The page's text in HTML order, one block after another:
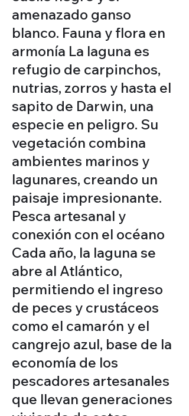
amenazado ganso
blanco. Fauna y flora en
armonía La laguna es
refugio de carpinchos,
nutrias, zorros y hasta el
sapito de Darwin, una
especie en peligro. Su
vegetación combina
ambientes marinos y
lagunares, creando un
paisaje impresionante.
Pesca artesanal y
conexión con el océano
Cada año, la laguna se
abre al Atlántico,
permitiendo el ingreso
de peces y crustáceos
como el camarón y el
cangrejo azul, base de la
economía de los
pescadores artesanales
que llevan generaciones